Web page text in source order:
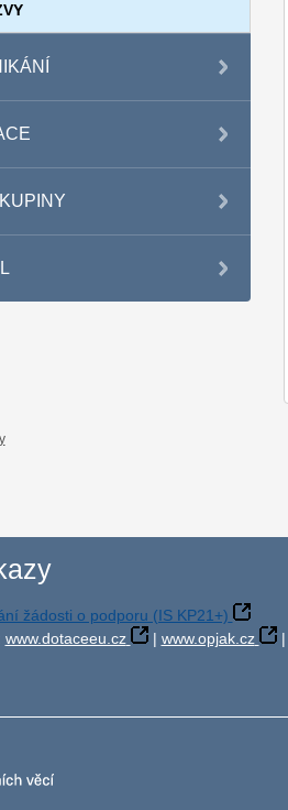
žádosti o podporu (IS KP21+)
www.dotaceeu.cz | www.opjak.cz |